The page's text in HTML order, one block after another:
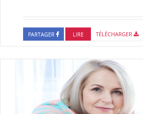
PARTAGER LIRE TÉLÉCHARGER